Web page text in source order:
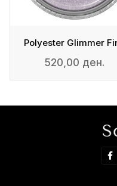
Polyester Glimmer
520,00 ден.